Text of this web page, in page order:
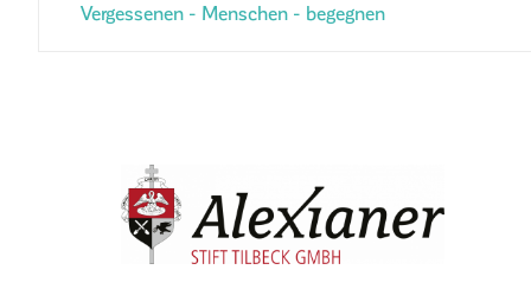
Vergessenen - Menschen - begegnen